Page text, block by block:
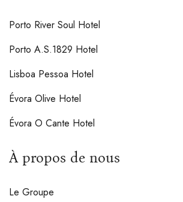
Porto River Soul Hotel
Porto A.S.1829 Hotel
Lisboa Pessoa Hotel
Évora Olive Hotel
Évora O Cante Hotel
À propos de nous
Le Groupe